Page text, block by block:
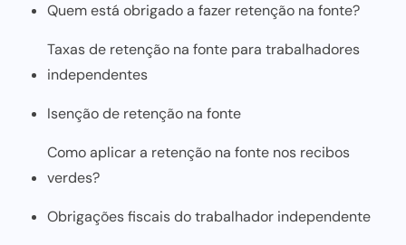
Quem está obrigado a fazer retenção na fonte?
Taxas de retenção na fonte para trabalhadores
independentes
Isenção de retenção na fonte
Como aplicar a retenção na fonte nos recibos
verdes?
Obrigações fiscais do trabalhador independente